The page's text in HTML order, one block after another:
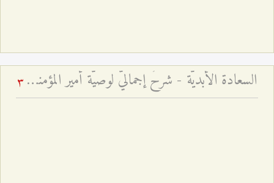
السعادة الأبديّة - شرحٌ إجماليٌّ لوصيّة أمير المؤمنين للإمام الحسن المجتبى عليهما السّلام في حاضرين 3